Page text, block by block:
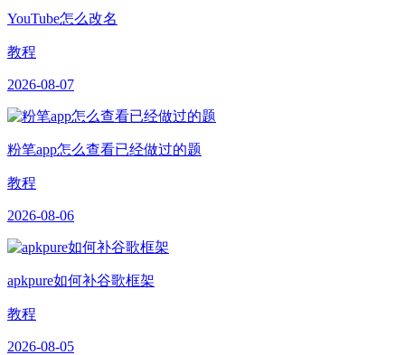
YouTube怎么改名
教程
2026-08-07
粉笔app怎么查看已经做过的题
教程
2026-08-06
apkpure如何补谷歌框架
教程
2026-08-05